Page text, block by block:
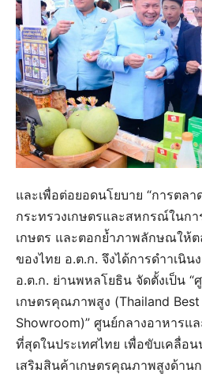
และเพื่อต่อยอดนโยบาย “การตลา
กระทรวงเกษตรและสหกรณ์ในก
เกษตร และตอกย้ำภาพลักษณให้ต
ของไทย อ.ต.ก. จึงได้การดำาเนิ
อ.ต.ก. ย่านพหลโยธิน จัดตั้งเป็น
เกษตรคุณภาพสูง (Thailand
Showroom)” ศูนย์กลางอาหาร
ที่สุดในประเทศไทย เพื่อขับเคลื่อ
เสริมสินค้าเกษตรคุณภาพสูงด้าน